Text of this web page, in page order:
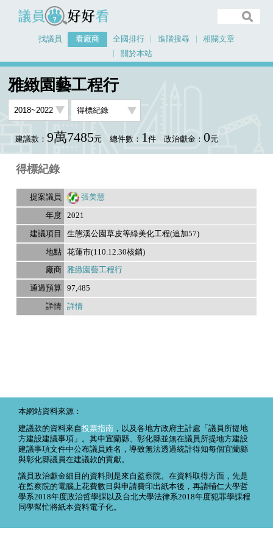
議員好好看
找議員 看廠商 全國排行 進階搜尋
相關文章
關於本站
雅緻園藝工程行
建議款： 9萬7485元 總件數： 1件 政治獻金： 0元
得標紀錄
張美慧
2021
生態溪公園草皮等綠美化工程(追加57)
花蓮市(110.12.30核銷)
雅緻園藝工程行
97,485
詳情
本網站資料來源：
建議款的資料來自投票指南 ，以及各地方政府主計處「議員所提地
方建設建議事項」。其中宜蘭縣、彰化縣並無在議員所提地方建設
建議事項文件中公布議員姓名，導致無法透過統計得知每個宜蘭縣
與彰化縣議員在建議款的貢獻。
議員政治獻金細目的資料則是來自監察院。在資料取得方面，先是
在監察院的電腦上花費數日與申請費印出紙本後，再請輔仁大學哲
學系2018年度政治哲學課以及台北大學法律系2018年度犯罪學課程
同學幫忙將紙本資料電子化。